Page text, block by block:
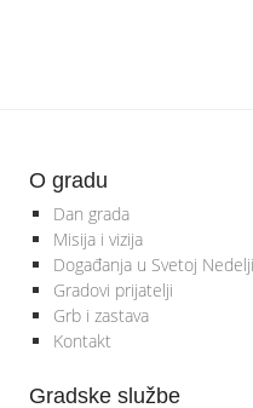
O gradu
Dan grada
Misija i vizija
Događanja u Svetoj Nedelji
Gradovi prijatelji
Grb i zastava
Kontakt
Gradske službe